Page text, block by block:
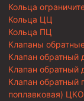
Кольца
Кольца ЦЦ
Кольца ПЦ
Клапаны
Клапан
Клапан
Клапан обратный
поплавковая)